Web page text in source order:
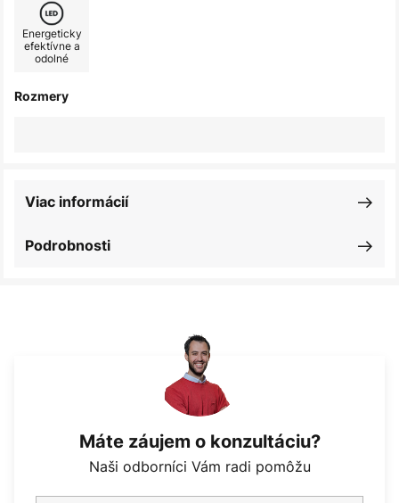
Energeticky
efektívne a
odolné
Rozmery
Podrobnosti
Viac informácií
Máte záujem o konzultáciu?
Naši odborníci Vám radi pomôžu